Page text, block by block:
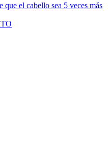
el cabello sea 5 veces más